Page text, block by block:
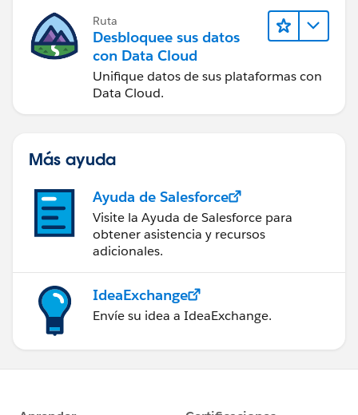
Ruta
Desbloquee sus datos
con Data Cloud
Unifique datos de sus plataformas con
Data Cloud.
Más ayuda
Ayuda de Salesforce
Visite la Ayuda de Salesforce para
obtener asistencia y recursos
adicionales.
IdeaExchange
Envíe su idea a IdeaExchange.